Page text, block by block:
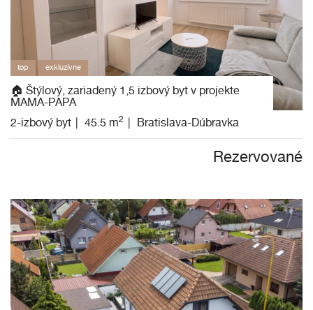
🏠 Štýlový, zariadený 1,5 izbový byt v projekte
MAMA-PAPA
top exkluzívne
2-izbový byt 45.5 m2 Bratislava-Dúbravka
Rezervované